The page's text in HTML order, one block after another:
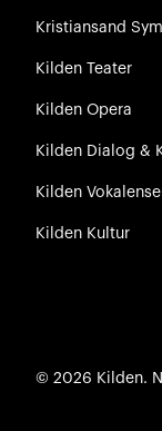
Kristiansand
Kilden Teater
Kilden Opera
Kilden Dialog &
Kilden
Kilden Kultur
© 2026 Kilden.